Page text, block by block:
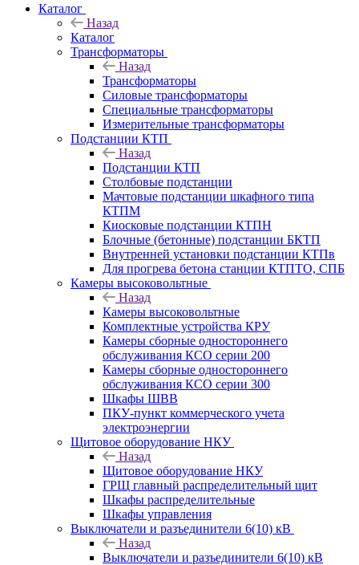
Каталог
Назад
Каталог
Трансформаторы
Назад
Трансформаторы
Силовые трансформаторы
Специальные трансформаторы
Измерительные трансформаторы
Подстанции КТП
Назад
Подстанции КТП
Столбовые подстанции
Мачтовые подстанции шкафного типа
КТПМ
Киосковые подстанции КТПН
Блочные (бетонные) подстанции БКТП
Внутренней установки подстанции КТПв
Для прогрева бетона станции КТПТО, СПБ
Камеры высоковольтные
Назад
Камеры высоковольтные
Комплектные устройства КРУ
Камеры сборные одностороннего
обслуживания КСО серии 200
Камеры сборные одностороннего
обслуживания КСО серии 300
Шкафы ШВВ
ПКУ-пункт коммерческого учета
электроэнергии
Щитовое оборудование НКУ
Назад
Щитовое оборудование НКУ
ГРЩ главный распределительный щит
Шкафы распределительные
Шкафы управления
Выключатели и разъединители 6(10) кВ
Назад
Выключатели и разъединители 6(10) кВ